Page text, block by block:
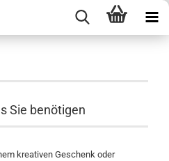
Sie benötigen
kreativen Geschenk oder